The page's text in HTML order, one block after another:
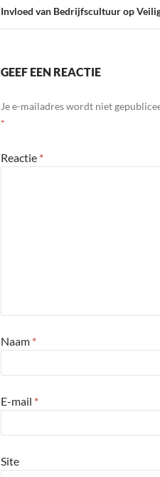
Invloed van Bedrijfscultuur op
GEEF EEN REACTIE
Je e-mailadres wordt niet
*
Reactie *
Naam *
E-mail *
Site